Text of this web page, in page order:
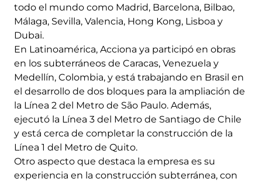
todo el mundo como Madrid, Barcelona, ​​Bilbao,
Málaga, Sevilla, Valencia, Hong Kong, Lisboa y
Dubai.
En Latinoamérica, Acciona ya participó en obras
en los subterráneos de Caracas, Venezuela y
Medellín, Colombia, y está trabajando en Brasil en
el desarrollo de dos bloques para la ampliación de
la Línea 2 del Metro de São Paulo. Además,
ejecutó la Línea 3 del Metro de Santiago de Chile
y está cerca de completar la construcción de la
Línea 1 del Metro de Quito.
Otro aspecto que destaca la empresa es su
experiencia en la construcción subterránea, con